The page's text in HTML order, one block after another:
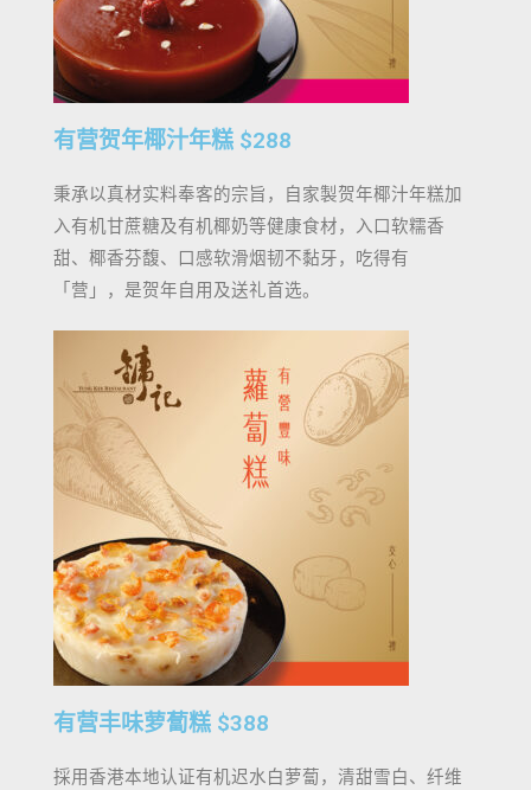
有营贺年椰汁年糕 $288
秉承以真材实料奉客的宗旨，自家製贺年椰汁年糕加
入有机甘蔗糖及有机椰奶等健康食材，入口软糯香
甜、椰香芬馥、口感软滑烟韧不黏牙，吃得有
「营」，是贺年自用及送礼首选。
有营丰味萝蔔糕 $388
採用香港本地认证有机迟水白萝蔔，清甜雪白、纤维